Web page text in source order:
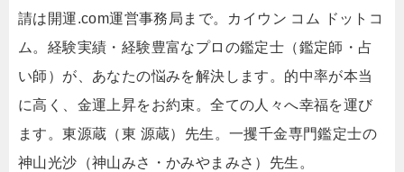
請は開運.com運営事務局まで。カイウン コム ドットコ
ム。経験実績・経験豊富なプロの鑑定士（鑑定師・占
い師）が、あなたの悩みを解決します。的中率が本当
に高く、金運上昇をお約束。全ての人々へ幸福を運び
ます。東源蔵（東 源蔵）先生。一攫千金専門鑑定士の
神山光沙（神山みさ・かみやまみさ）先生。